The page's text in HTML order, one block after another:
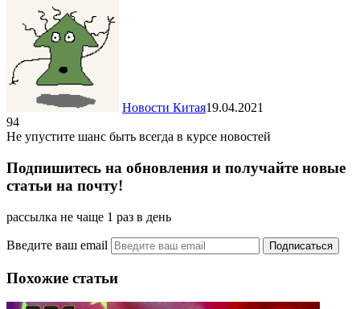
Новости Китая19.04.2021
94
Не упустите шанс быть всегда в курсе новостей
Подпишитесь на обновления и получайте новые
статьи на почту!
рассылка не чаще 1 раз в день
Введите ваш email
Похожие статьи